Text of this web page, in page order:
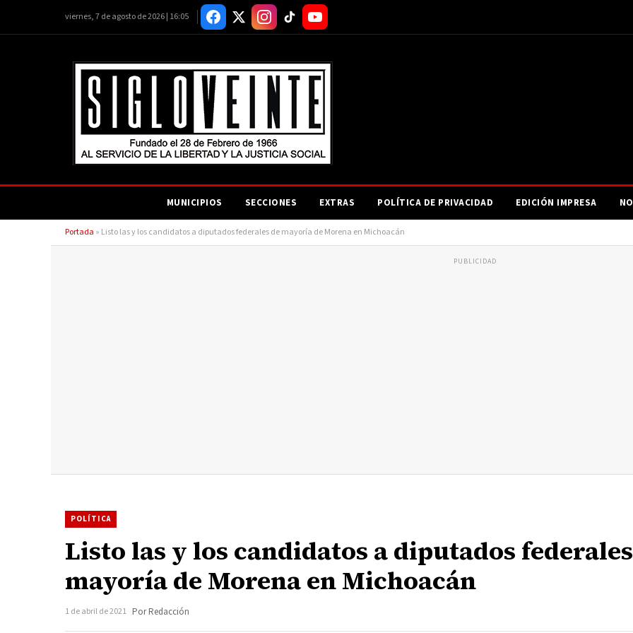
viernes, 7 de agosto de 2026 | 16:05
MUNICIPIOS SECCIONES EXTRAS POLÍTICA DE PRIVACIDAD EDICIÓN IMPRESA
Portada » Listo las y los candidatos a diputados federales de mayoría de Morena en Michoacán
PUBLICIDAD
POLÍTICA
Listo las y los candidatos a diputados
mayoría de Morena en Michoacán
1 de abril de 2021 Por Redacción